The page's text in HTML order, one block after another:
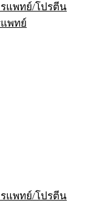
รแพทย์/โปรตีน
แพทย์
รแพทย์/โปรตีน